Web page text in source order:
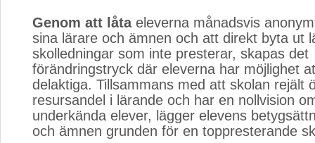
Genom att låtaeleverna månadsvis
sina lärare och ämnen och att direkt byta ut
skolledningar som inte presterar, skapas det
förändringstryck där eleverna har möjlighet
delaktiga. Tillsammans med att skolan rejält
resursandel i lärande och har en nollvision
underkända elever, lägger elevens
och ämnen grunden för en toppresterande